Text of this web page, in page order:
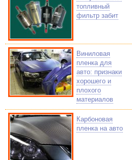
топливный
фильтр забит
Виниловая
пленка для
авто: признаки
хорошего и
плохого
материалов
Карбоновая
пленка на авто